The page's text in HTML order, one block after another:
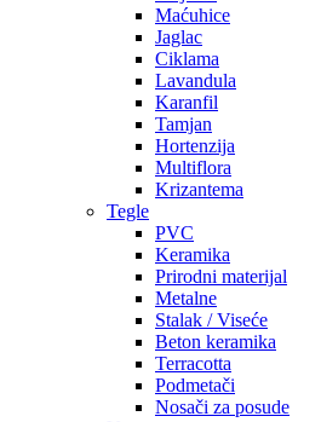
Maćuhice
Jaglac
Ciklama
Lavandula
Karanfil
Tamjan
Hortenzija
Multiflora
Krizantema
Tegle
PVC
Keramika
Prirodni materijal
Metalne
Stalak / Viseće
Beton keramika
Terracotta
Podmetači
Nosači za posude